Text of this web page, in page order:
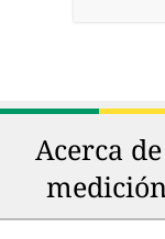
Acerca